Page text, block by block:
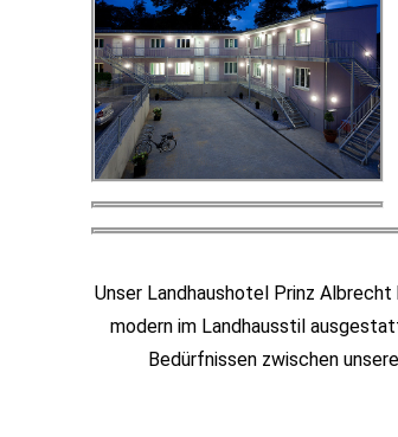
Unser Landhaushotel Prinz
modern im Landhausstil
Bedürfnissen zwischen